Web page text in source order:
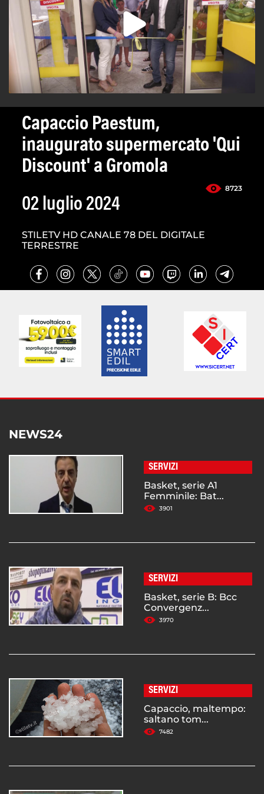
Capaccio Paestum,
inaugurato supermercato 'Qui
Discount' a Gromola
8723
02 luglio 2024
STILETV HD CANALE 78 DEL DIGITALE
TERRESTRE
NEWS24
SERVIZI
Basket, serie A1
Femminile: Bat...
3901
SERVIZI
Basket, serie B: Bcc
Convergenz...
3970
SERVIZI
Capaccio, maltempo:
saltano tom...
7482